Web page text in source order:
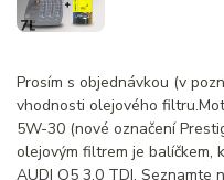
Prosím s objednávkou (v
vhodnosti olejového
5W-30 (nové označení
olejovým filtrem je balíčkem,
AUDI Q5 3.0 TDI. Seznamte